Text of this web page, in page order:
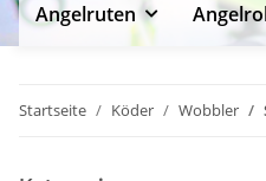
Angelruten
Startseite Köder Wobbler